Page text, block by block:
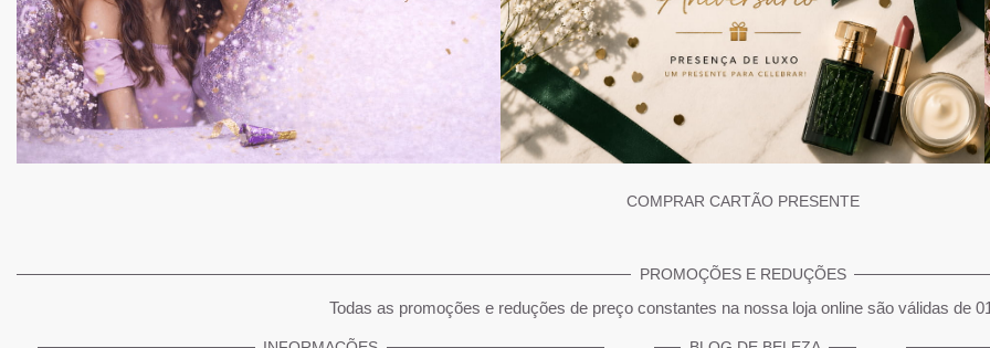
COMPRAR CARTÃO PRESENTE
PROMOÇÕES E REDUÇÕES
Todas as promoções e reduções de preço constantes na nossa loja online são válidas de